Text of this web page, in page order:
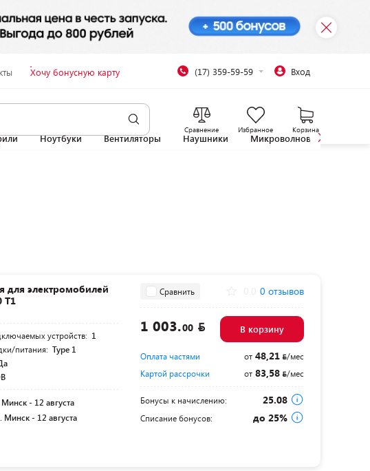
Хочу бонусную карту (17) 359-59-59 Вход
Сравнение Избранное Корзина
Ноутбуки Вентиляторы Наушники Микроволновые печи
для электромобилей
T1
устройств: 1
питания: Type 1
Минск - 12 августа
Минск - 12 августа
Сравнить 0 отзывов
1 003.00 В корзину
Оплата частями от48,21
/мес
Картой рассрочки
от83,58 /мес
Бонусы к начислению: 25.08
Списание бонусов: до 25%